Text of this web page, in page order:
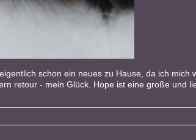
schon ein neues zu Hause, da ich mich
retour - mein Glück. Hope ist eine große und